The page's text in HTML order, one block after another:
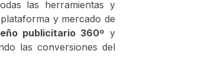
las herramientas y
y mercado de
publicitario 360º y
las conversiones del